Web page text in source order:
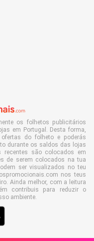
os folhetos publicitários
em Portugal. Desta forma,
do folheto e poderás
durante os saldos das lojas
são colocados em
de serem colocados na tua
ser visualizados no teu
nos teus
Ainda melhor, com a leitura
contribuis para reduzir o
ambiente.